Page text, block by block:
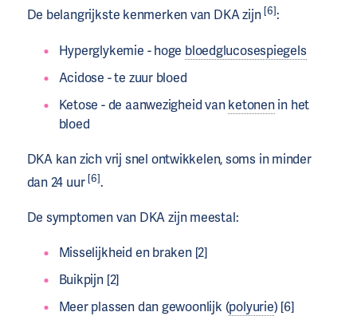
De belangrijkste kenmerken van DKA zijn[6]:
Hyperglykemie - hoge bloedglucosespiegels
Acidose - te zuur bloed
Ketose - de aanwezigheid vanketonenin het
bloed
DKA kan zich vrij snel ontwikkelen, soms in minder
dan 24 uur[6].
De symptomen van DKA zijn meestal:
Misselijkheid en braken [2]
Buikpijn [2]
Meer plassen dan gewoonlijk (polyurie) [6]